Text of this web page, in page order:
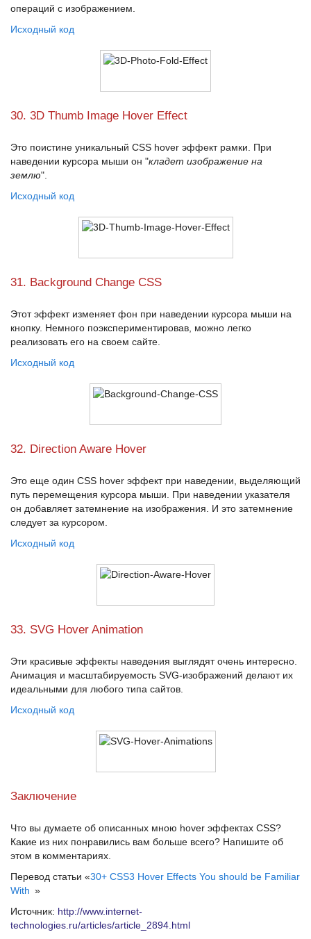
операций с изображением.
Исходный код
30. 3D Thumb Image Hover Effect
Это поистине уникальный CSS hover эффектрамки. При
наведении курсора мыши он "кладет изображение на
землю".
Исходный код
31. Background Change CSS
Этот эффект изменяет фон при наведении курсора мыши на
кнопку. Немного поэкспериментировав, можно легко
реализовать его на своем сайте.
Исходный код
32. Direction Aware Hover
Это еще один CSS hover эффектпри наведении, выделяющий
путь перемещения курсора мыши. При наведении указателя
он добавляет затемнение на изображения. И это затемнение
следует за курсором.
Исходный код
33. SVG Hover Animation
Эти красивые эффекты наведения выглядят очень интересно.
Анимация и масштабируемость SVG-изображений делают их
идеальными для любого типа сайтов.
Исходный код
Заключение
Что вы думаете об описанных мною hover эффектах CSS?
Какие из них понравились вам больше всего? Напишите об
этом в комментариях.
Перевод статьи «30+ CSS3 Hover Effects You should be Familiar
With »
Источник: http://www.internet-
technologies.ru/articles/article_2894.html